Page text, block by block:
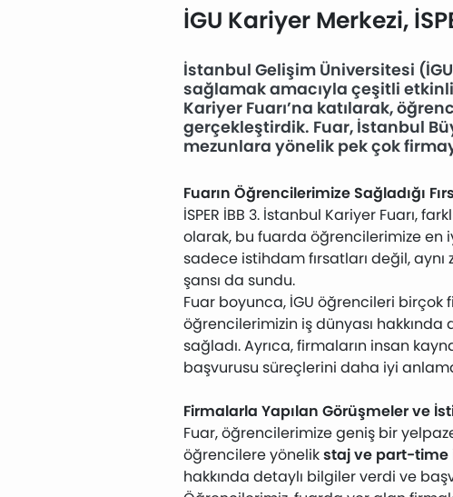
İGU Kariyer Merkezi,
İstanbul Gelişim Üniversitesi
sağlamak amacıyla çeşitli
Kariyer Fuarı’na katılarak,
gerçekleştirdik. Fuar, İstanbul
mezunlara yönelik pek çok
Fuarın Öğrencilerimize Sağladığı
İSPER İBB 3. İstanbul Kariyer Fuarı,
olarak, bu fuarda öğrencilerimize en
sadece istihdam fırsatları değil,
şansı da sundu.
Fuar boyunca, İGU öğrencileri birçok
öğrencilerimizin iş dünyası
sağladı. Ayrıca, firmaların insan
başvurusu süreçlerini daha iyi
Firmalarla Yapılan Görüşmeler ve
Fuar, öğrencilerimize geniş bir
öğrencilere yönelikstaj ve part-time
hakkında detaylı bilgiler verdi ve